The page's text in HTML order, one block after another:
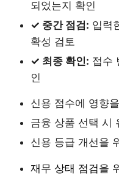
되었는지 확인
✓ 중간 점검: 입력
확성 검토
✓ 최종 확인: 접수
인
신용 점수에 영향
금융 상품 선택 시
신용 등급 개선을
재무 상태 점검을